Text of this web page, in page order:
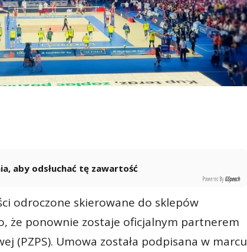
aby odsłuchać tę zawartość
Powered By GSpeech
odroczone skierowane do sklepów
że ponownie zostaje oficjalnym partnerem
(PZPS). Umowa została podpisana w marcu